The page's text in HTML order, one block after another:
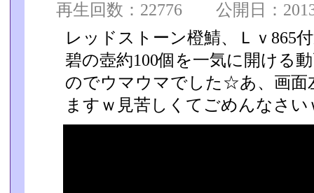
再生回数：22776 公開日：
レッドストーン橙鯖、Ｌｖ865
碧の壺約100個を一気に開­ける
のでウマウマでした☆あ、画面
ますｗ­見苦しくてごめんなさい